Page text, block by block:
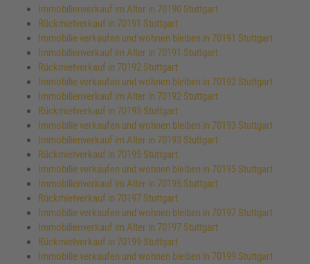
Immobilienverkauf im Alter in 70190 Stuttgart
Rückmietverkauf in 70191 Stuttgart
Immobilie verkaufen und wohnen bleiben in 70191 Stuttgart
Immobilienverkauf im Alter in 70191 Stuttgart
Rückmietverkauf in 70192 Stuttgart
Immobilie verkaufen und wohnen bleiben in 70192 Stuttgart
Immobilienverkauf im Alter in 70192 Stuttgart
Rückmietverkauf in 70193 Stuttgart
Immobilie verkaufen und wohnen bleiben in 70193 Stuttgart
Immobilienverkauf im Alter in 70193 Stuttgart
Rückmietverkauf in 70195 Stuttgart
Immobilie verkaufen und wohnen bleiben in 70195 Stuttgart
Immobilienverkauf im Alter in 70195 Stuttgart
Rückmietverkauf in 70197 Stuttgart
Immobilie verkaufen und wohnen bleiben in 70197 Stuttgart
Immobilienverkauf im Alter in 70197 Stuttgart
Rückmietverkauf in 70199 Stuttgart
Immobilie verkaufen und wohnen bleiben in 70199 Stuttgart